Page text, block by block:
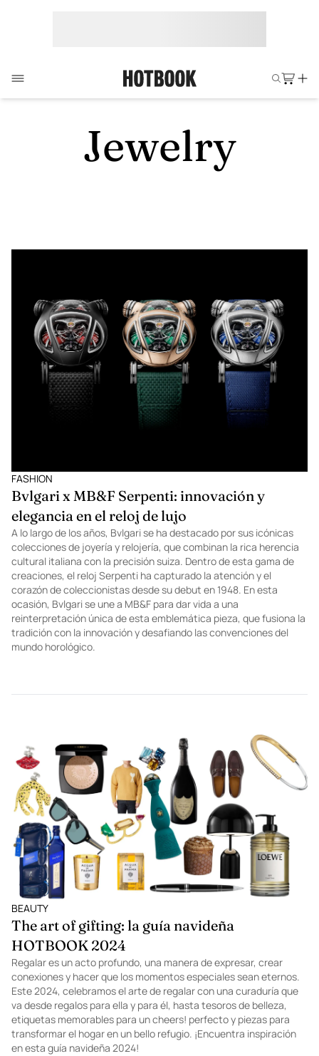
Jewelry
FASHION
Bvlgari x MB&F Serpenti: innovación y
elegancia en el reloj de lujo
A lo largo de los años, Bvlgari se ha destacado por sus icónicas
colecciones de joyería y relojería, que combinan la rica herencia
cultural italiana con la precisión suiza. Dentro de esta gama de
creaciones, el reloj Serpenti ha capturado la atención y el
corazón de coleccionistas desde su debut en 1948. En esta
ocasión, Bvlgari se une a MB&F para dar vida a una
reinterpretación única de esta emblemática pieza, que fusiona la
tradición con la innovación y desafiando las convenciones del
mundo horológico.
BEAUTY
The art of gifting: la guía navideña
HOTBOOK 2024
Regalar es un acto profundo, una manera de expresar, crear
conexiones y hacer que los momentos especiales sean eternos.
Este 2024, celebramos el arte de regalar con una curaduría que
va desde regalos para ella y para él, hasta tesoros de belleza,
etiquetas memorables para un cheers! perfecto y piezas para
transformar el hogar en un bello refugio. ¡Encuentra inspiración
en esta guía navideña 2024!